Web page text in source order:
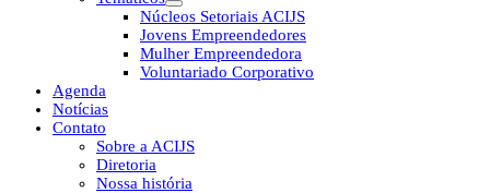
Núcleos Setoriais ACIJS
Jovens Empreendedores
Mulher Empreendedora
Voluntariado Corporativo
Agenda
Notícias
Contato
Sobre a ACIJS
Diretoria
Nossa história